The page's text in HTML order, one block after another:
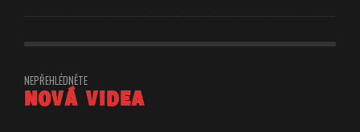
NEPŘEHLÉDNĚTE
NOVÁ VIDEA